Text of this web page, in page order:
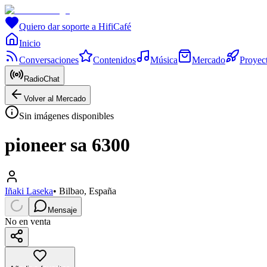
Quiero dar soporte a HifiCafé
Inicio
Conversaciones
Contenidos Música Mercado
RadioChat
Volver al Mercado
Sin imágenes disponibles
pioneer sa 6300
Iñaki Laseka• Bilbao, España
Mensaje
No en venta